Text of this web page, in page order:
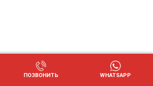
ПОЗВОНИТЬ WHATSAPP